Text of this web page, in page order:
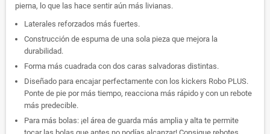
pierna, lo que las hace sentir aún más livianas.
Laterales reforzados más fuertes.
Construcción de espuma de una sola pieza que mejora la
durabilidad.
Forma más cuadrada con dos caras salvadoras distintas.
Diseñado para encajar perfectamente con los kickers Robo PLUS.
Ponte de pie por más tiempo, reacciona más rápido y con un rebote
más predecible.
Para más bolas: ¡el área de guarda más amplia y alta te permite